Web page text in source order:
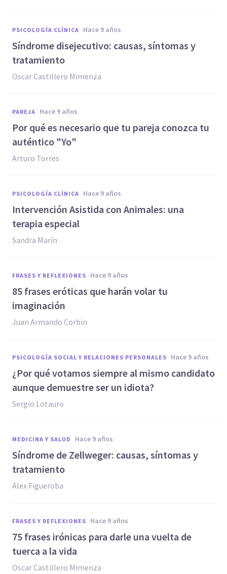
PSICOLOGÍA CLÍNICA hace 9 años
Síndrome disejecutivo: causas, síntomas y
tratamiento
Oscar Castillero Mimenza
PAREJA hace 9 años
Por qué es necesario que tu pareja conozca tu
auténtico "Yo"
Arturo Torres
PSICOLOGÍA CLÍNICA hace 9 años
Intervención Asistida con Animales: una
terapia especial
Sandra Marín
FRASES Y REFLEXIONES hace 9 años
85 frases eróticas que harán volar tu
imaginación
Juan Armando Corbin
PSICOLOGÍA SOCIAL Y RELACIONES PERSONALES hace 9 años
¿Por qué votamos siempre al mismo candidato
aunque demuestre ser un idiota?
Sergio Lotauro
MEDICINA Y SALUD hace 9 años
Síndrome de Zellweger: causas, síntomas y
tratamiento
Alex Figueroba
FRASES Y REFLEXIONES hace 9 años
75 frases irónicas para darle una vuelta de
tuerca a la vida
Oscar Castillero Mimenza